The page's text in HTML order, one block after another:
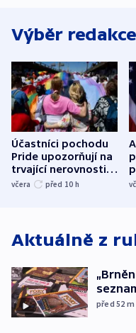
Výběr redakce
Účastníci pochodu
Pride upozorňují na
trvající nerovnosti i
společenskou
včera před 10 h
Aktuálně z
před 52 m